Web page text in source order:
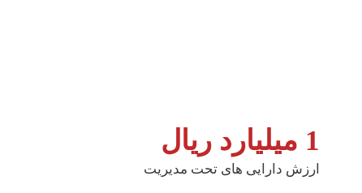
1 میلیارد ریال
ارزش دارایی های تحت مدیریت